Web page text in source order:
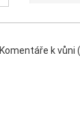
Komentáře k vůni